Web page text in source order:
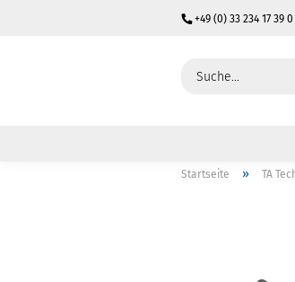
+49 (0) 33 234 17 39 0
Startseite » TA